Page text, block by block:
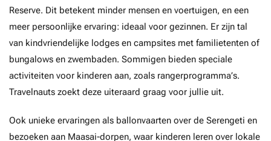
Reserve. Dit betekent minder mensen en voertuigen, en een
meer persoonlijke ervaring: ideaal voor gezinnen. Er zijn tal
van kindvriendelijke lodges en campsites met familietenten of
bungalows en zwembaden. Sommigen bieden speciale
activiteiten voor kinderen aan, zoals rangerprogramma’s.
Travelnauts zoekt deze uiteraard graag voor jullie uit.
Ook unieke ervaringen als ballonvaarten over de Serengeti en
bezoeken aan Maasai-dorpen, waar kinderen leren over lokale